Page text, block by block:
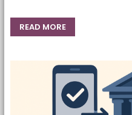
READ MORE